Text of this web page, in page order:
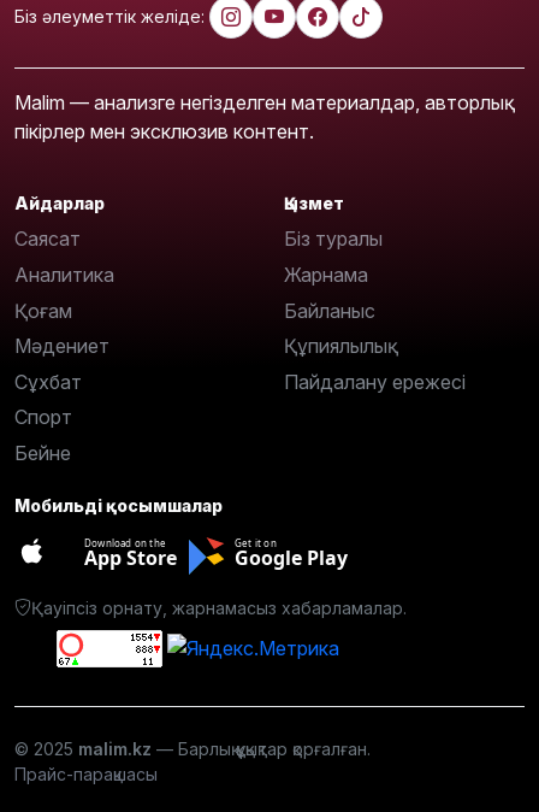
Біз әлеуметтік желіде:
Malim — анализге негізделген материалдар, авторлық
пікірлер мен эксклюзив контент.
Айдарлар
Саясат
Аналитика
Қоғам
Мәдениет
Сұхбат
Спорт
Бейне
Қызмет
Біз туралы
Жарнама
Байланыс
Құпиялылық
Пайдалану ережесі
Мобильді қосымшалар
Download on the
App Store
Get it on
Google Play
Қауіпсіз орнату, жарнамасыз хабарламалар.
© 2025 malim.kz — Барлық құқықтар қорғалған.
Прайс-парақшасы